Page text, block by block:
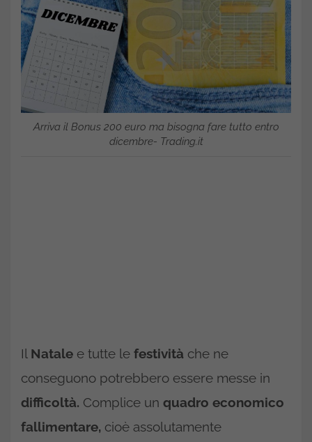
Arriva il Bonus 200 euro ma bisogna fare tutto entro
dicembre- Trading.it
Il Natale e tutte le festività che ne
conseguono potrebbero essere messe in
difficoltà. Complice un quadro economico
fallimentare, cioè assolutamente